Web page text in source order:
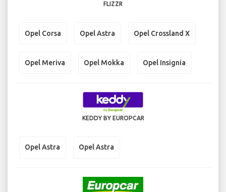
FLIZZR
Opel Corsa Opel Astra Opel Crossland X
Opel Meriva Opel Mokka Opel Insignia
KEDDY BY EUROPCAR
Opel Astra Opel Astra